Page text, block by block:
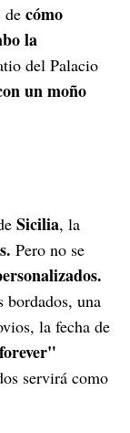
de cómo
la
del Palacio
un moño
Sicilia, la
Pero no se
bordados, una
la fecha de
servirá como